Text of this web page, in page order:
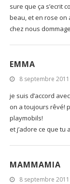
sure que ça s’ecrit
beau, et en rose on
chez nous
EMMA
8 septembre
je suis d’accord
on a toujours rêvé!
playmobils!
et j’adore ce que tu
MAMMAMIA
8 septembre